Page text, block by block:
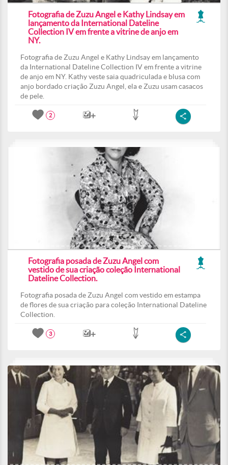
Fotografia de Zuzu Angel e Kathy Lindsay em
lançamento da International Dateline
Collection IV em frente a vitrine de anjo em
NY.
Fotografia de Zuzu Angel e Kathy Lindsay em lançamento
da International Dateline Collection IV em frente a vitrine
de anjo em NY. Kathy veste saia quadriculada e blusa com
anjo bordado criação Zuzu Angel, ela e Zuzu usam casacos
de pele.
2
Fotografia posada de Zuzu Angel com
vestido de sua criação coleção International
Dateline Collection.
Fotografia posada de Zuzu Angel com vestido em estampa
de flores de sua criação para coleção International Dateline
Collection.
3